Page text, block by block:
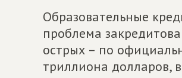
Образовательные
проблема
острых – по
триллиона долларов,